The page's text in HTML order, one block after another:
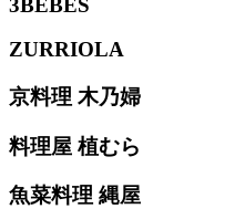
ZURRIOLA
京料理 木乃婦
料理屋 植むら
魚菜料理 縄屋